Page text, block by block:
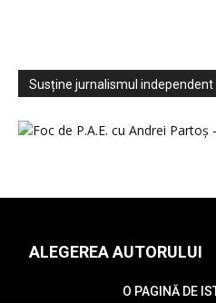
Sondaje
Video
Susține jurnalismul independent
ALEGEREA AUTORULUI
O PAGINĂ DE